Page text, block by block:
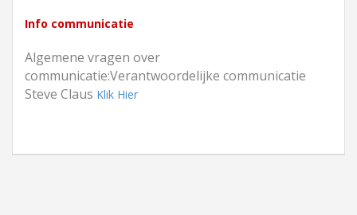
Info communicatie
Algemene vragen over
communicatie:Verantwoordelijke communicatie
Steve Claus Klik Hier